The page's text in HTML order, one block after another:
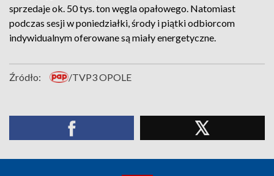
sprzedaje ok. 50 tys. ton węgla opałowego. Natomiast
podczas sesji w poniedziałki, środy i piątki odbiorcom
indywidualnym oferowane są miały energetyczne.
Źródło: /TVP3 OPOLE